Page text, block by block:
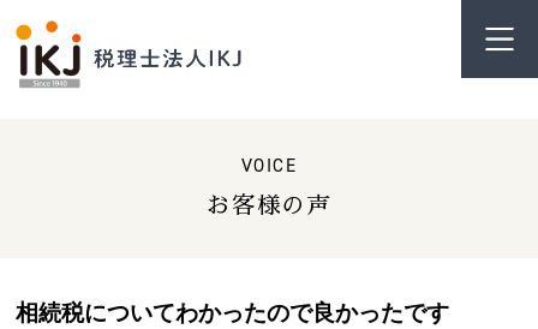
VOICE
お客様の声
相続税についてわかったので良かったです